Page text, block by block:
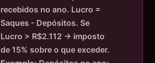
recebidos no ano. Lucro =
Saques - Depósitos. Se
Lucro > R$2.112 → imposto
de 15% sobre o que exceder.